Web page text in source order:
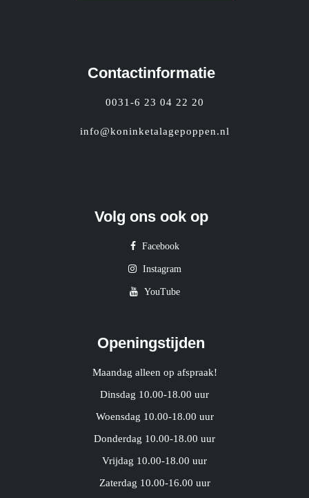
Contactinformatie
0031-6 23 04 22 20
info@koninketalagepoppen.nl
Volg ons ook op
Facebook
Instagram
YouTube
Openingstijden
Maandag alleen op afspraak!
Dinsdag 10.00-18.00 uur
Woensdag 10.00-18.00 uur
Donderdag 10.00-18.00 uur
Vrijdag 10.00-18.00 uur
Zaterdag 10.00-16.00 uur